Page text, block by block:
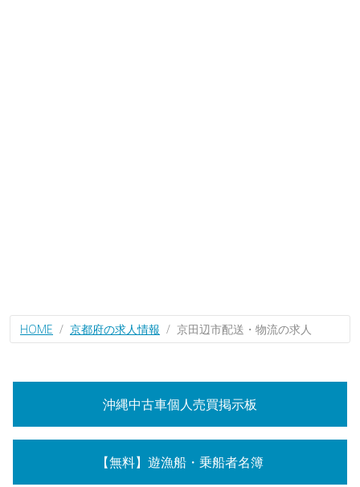
HOME 京都府の求人情報 京田辺市配送・物流の求人
沖縄中古車個人売買掲示板
【無料】遊漁船・乗船者名簿